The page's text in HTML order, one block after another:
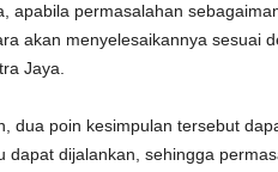
apabila permasalahan
akan menyelesaikannya sesuai
Jaya.
dua poin kesimpulan tersebut
dapat dijalankan, sehingga